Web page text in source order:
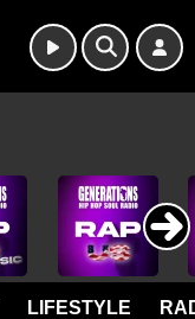
LIFESTYLE